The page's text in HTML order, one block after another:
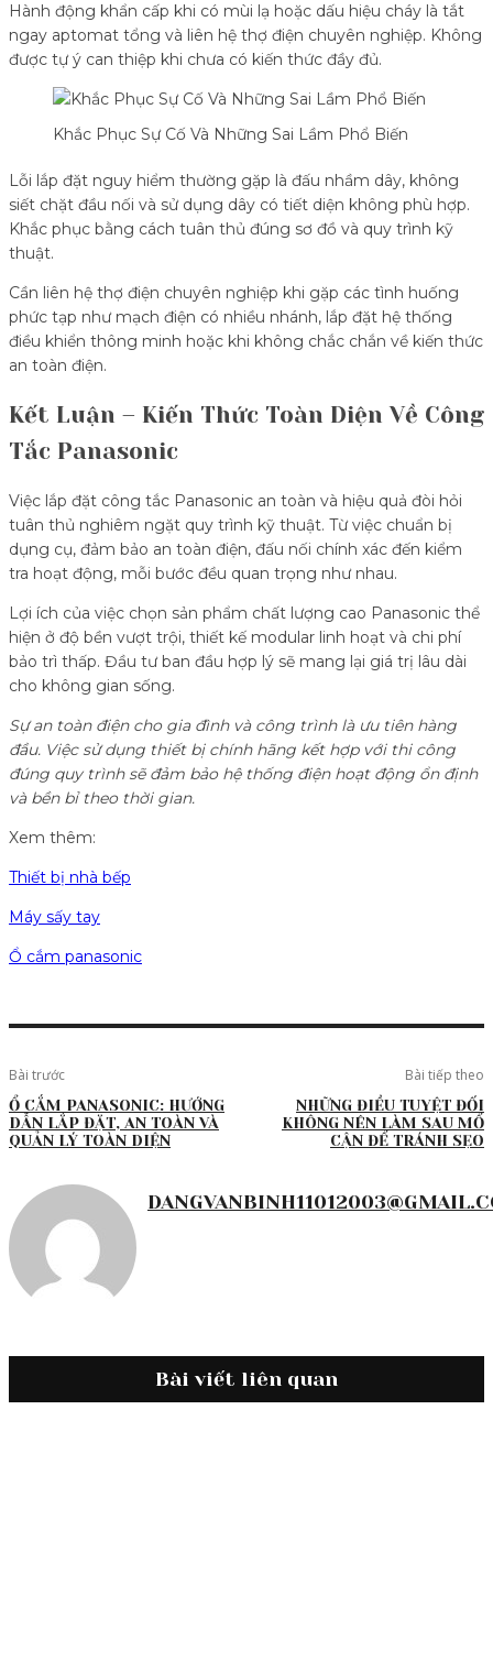
Hành động khẩn cấp khi có mùi lạ hoặc dấu hiệu cháy là tắt
ngay aptomat tổng và liên hệ thợ điện chuyên nghiệp. Không
được tự ý can thiệp khi chưa có kiến thức đầy đủ.
Khắc Phục Sự Cố Và Những Sai Lầm Phổ Biến
Lỗi lắp đặt nguy hiểm thường gặp là đấu nhầm dây, không
siết chặt đầu nối và sử dụng dây có tiết diện không phù hợp.
Khắc phục bằng cách tuân thủ đúng sơ đồ và quy trình kỹ
thuật.
Cần liên hệ thợ điện chuyên nghiệp khi gặp các tình huống
phức tạp như mạch điện có nhiều nhánh, lắp đặt hệ thống
điều khiển thông minh hoặc khi không chắc chắn về kiến thức
an toàn điện.
Kết Luận – Kiến Thức Toàn Diện Về Công
Tắc Panasonic
Việc lắp đặt công tắc Panasonic an toàn và hiệu quả đòi hỏi
tuân thủ nghiêm ngặt quy trình kỹ thuật. Từ việc chuẩn bị
dụng cụ, đảm bảo an toàn điện, đấu nối chính xác đến kiểm
tra hoạt động, mỗi bước đều quan trọng như nhau.
Lợi ích của việc chọn sản phẩm chất lượng cao Panasonic thể
hiện ở độ bền vượt trội, thiết kế modular linh hoạt và chi phí
bảo trì thấp. Đầu tư ban đầu hợp lý sẽ mang lại giá trị lâu dài
cho không gian sống.
Sự an toàn điện cho gia đình và công trình là ưu tiên hàng
đầu. Việc sử dụng thiết bị chính hãng kết hợp với thi công
đúng quy trình sẽ đảm bảo hệ thống điện hoạt động ổn định
và bền bỉ theo thời gian.
Xem thêm:
Thiết bị nhà bếp
Máy sấy tay
Ổ cắm panasonic
Bài trước
Ổ CẮM PANASONIC: HƯỚNG
DẪN LẮP ĐẶT, AN TOÀN VÀ
QUẢN LÝ TOÀN DIỆN
Bài tiếp theo
NHỮNG ĐIỀU TUYỆT ĐỐI
KHÔNG NÊN LÀM SAU MỔ
CẬN ĐỂ TRÁNH SẸO
Bài viết liên quan